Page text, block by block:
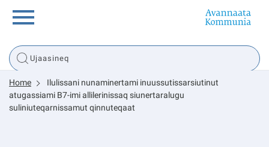
Innuttaasunut
Inuussutissarsiorneq
Home
Ilulissani nunaminertami inuussutissarsiutinut
atugassiami B7-imi allilerinissaq siunertaralugu
suliniuteqarnissamut qinnuteqaat